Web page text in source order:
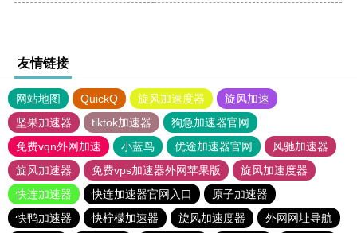
友情链接
网站地图 QuickQ 旋风加速度器
旋风加速
坚果加速器
tiktok加速器
狗急加速器官网
免费vqn外网加速
小蓝鸟 优途加速器官网
风驰加速器
旋风加速器
免费vps加速器外网苹果版
旋风加速度器
快连加速器
快连加速器官网入口
原子加速器
快鸭加速器
快柠檬加速器 旋风加速度器
外网网址导航